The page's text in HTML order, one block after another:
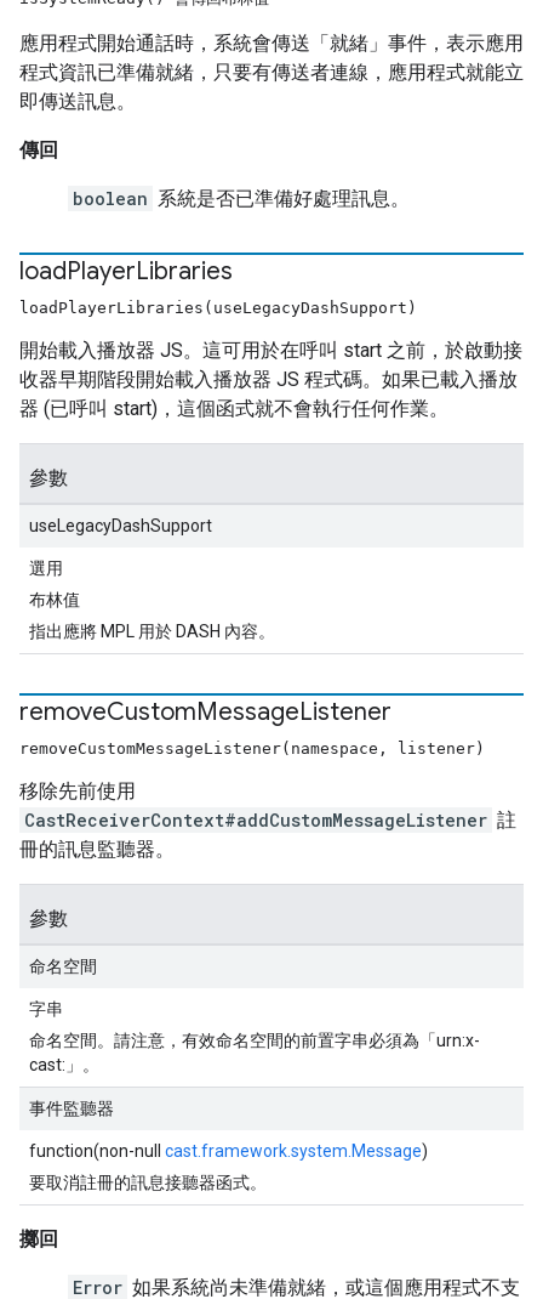
應用程式開始通話時，系統會傳送「就緒」事件，表示應用
程式資訊已準備就緒，只要有傳送者連線，應用程式就能立
即傳送訊息。
傳回
boolean 系統是否已準備好處理訊息。
loadPlayerLibraries
loadPlayerLibraries(useLegacyDashSupport)
開始載入播放器 JS。這可用於在呼叫 start 之前，於啟動接
收器早期階段開始載入播放器 JS 程式碼。如果已載入播放
器 (已呼叫 start)，這個函式就不會執行任何作業。
參數
useLegacyDashSupport
選用
布林值
指出應將 MPL 用於 DASH 內容。
removeCustomMessageListener
removeCustomMessageListener(namespace, listener)
移除先前使用
CastReceiverContext#addCustomMessageListener 註
冊的訊息監聽器。
參數
命名空間
字串
命名空間。請注意，有效命名空間的前置字串必須為「urn:x-
cast:」。
事件監聽器
function(non-null cast.framework.system.Message)
要取消註冊的訊息接聽器函式。
擲回
Error 如果系統尚未準備就緒，或這個應用程式不支